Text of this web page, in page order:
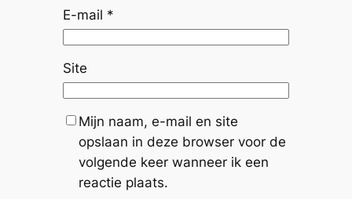
E-mail *
Site
Mijn naam, e-mail en site
opslaan in deze browser voor de
volgende keer wanneer ik een
reactie plaats.